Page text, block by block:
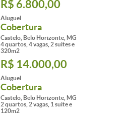
R$ 6.800,00
Aluguel
Cobertura
Castelo, Belo Horizonte, MG
4 quartos, 4 vagas, 2 suites e
320m2
R$ 14.000,00
Aluguel
Cobertura
Castelo, Belo Horizonte, MG
2 quartos, 2 vagas, 1 suite e
120m2